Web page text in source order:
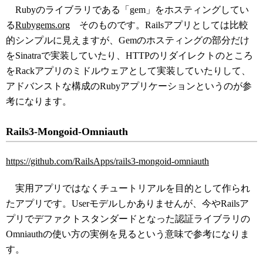
Rubyのライブラリである「gem」をホスティングしてい
るRubygems.org そのものです。Railsアプリとしては比較
的シンプルに見えますが、Gemのホスティングの部分だけ
をSinatraで実装していたり、HTTPのリダイレクトのところ
をRackアプリのミドルウェアとして実装していたりして、
アドバンストな構成のRubyアプリケーションというのが参
考になります。
Rails3-Mongoid-Omniauth
https://github.com/RailsApps/rails3-mongoid-omniauth
実用アプリではなくチュートリアルを目的として作られ
たアプリです。Userモデルしかありませんが、今やRailsア
プリでデファクトスタンダードとなった認証ライブラリの
Omniauthの使い方の実例を見るという意味で参考になりま
す。